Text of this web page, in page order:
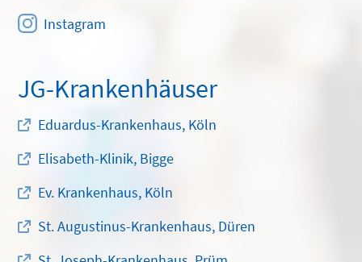
Zurück zur Übersicht
Kontakt
St. Marien-Hospital